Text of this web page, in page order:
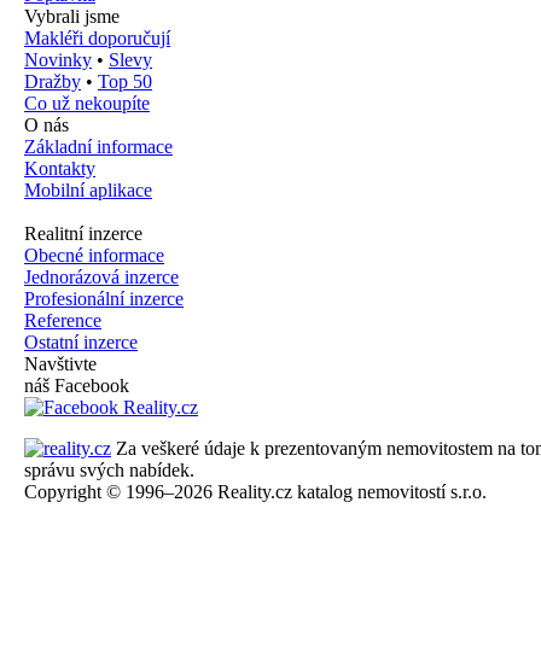
Vybrali jsme
Makléři doporučují
Novinky • Slevy
Dražby • Top 50
Co už nekoupíte
O nás
Základní informace
Kontakty
Mobilní aplikace
Realitní inzerce
Obecné informace
Jednorázová inzerce
Profesionální inzerce
Reference
Ostatní inzerce
Navštivte
náš Facebook
Za veškeré údaje k prezentovaným nemovitostem na
správu svých nabídek.
Copyright © 1996–2026 Reality.cz katalog nemovitostí s.r.o.